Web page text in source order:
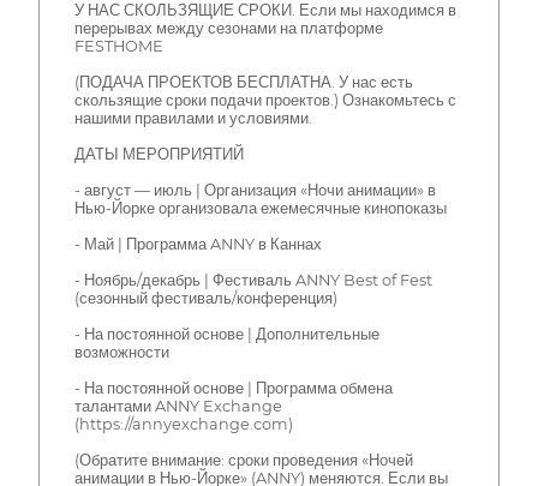
У НАС СКОЛЬЗЯЩИЕ СРОКИ. Если мы находимся в
перерывах между сезонами на платформе
FESTHOME
(ПОДАЧА ПРОЕКТОВ БЕСПЛАТНА. У нас есть
скользящие сроки подачи проектов.) Ознакомьтесь с
нашими правилами и условиями.
ДАТЫ МЕРОПРИЯТИЙ
- август — июль | Организация «Ночи анимации» в
Нью-Йорке организовала ежемесячные кинопоказы
- Май | Программа ANNY в Каннах
- Ноябрь/декабрь | Фестиваль ANNY Best of Fest
(сезонный фестиваль/конференция)
- На постоянной основе | Дополнительные
возможности
- На постоянной основе | Программа обмена
талантами ANNY Exchange
(https://annyexchange.com)
(Обратите внимание: сроки проведения «Ночей
анимации в Нью-Йорке» (ANNY) меняются. Если вы